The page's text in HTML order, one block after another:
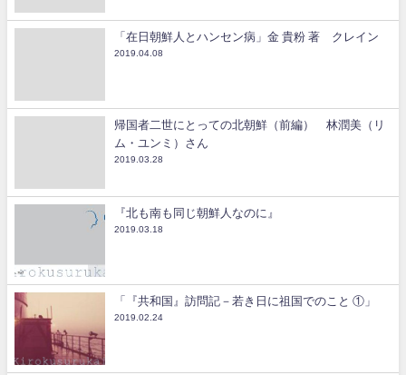
「在日朝鮮人とハンセン病」金 貴粉 著 クレイン
2019.04.08
帰国者二世にとっての北朝鮮（前編） 林潤美（リ
ム・ユンミ）さん
2019.03.28
『北も南も同じ朝鮮人なのに』
2019.03.18
「『共和国』訪問記－若き日に祖国でのこと ①」
2019.02.24